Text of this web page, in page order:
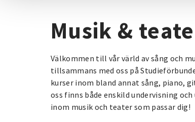
Musik &
Välkommen till vår värld av sång och
tillsammans med oss på
kurser inom bland annat sång, piano,
oss finns både enskild undervisning
inom musik och teater som passar dig!